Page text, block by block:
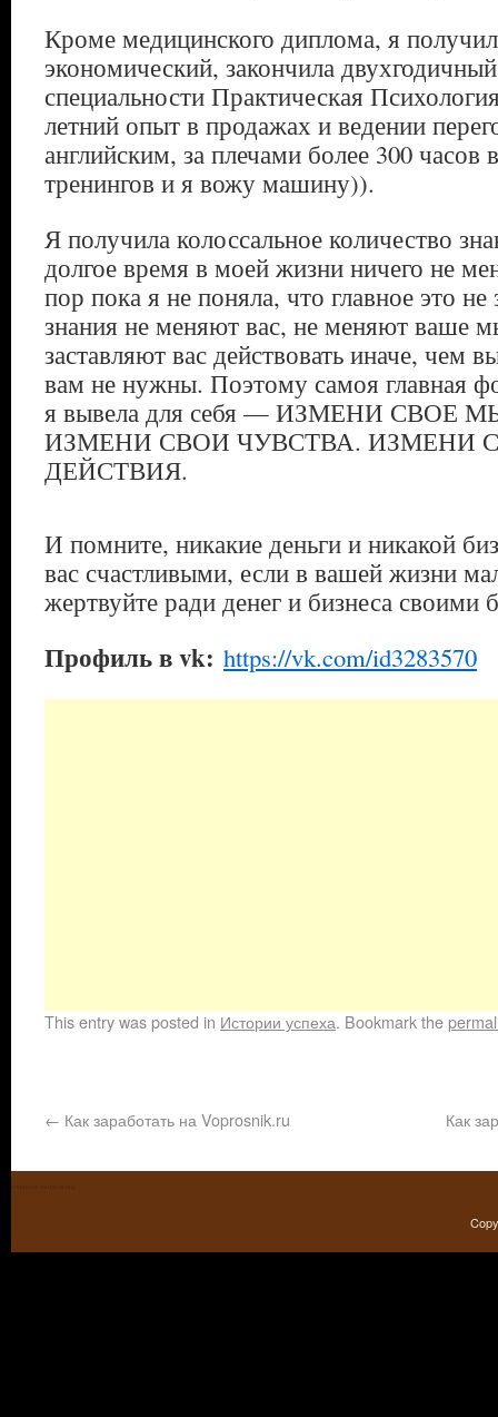
Кроме медицинского диплома, я
экономический, закончила
специальности Практическая
летний опыт в продажах и ведении
английским, за плечами более 300 часов
тренингов и я вожу машину)).
Я получила колоссальное количество
долгое время в моей жизни ничего не
пор пока я не поняла, что главное это не
знания не меняют вас, не меняют ваше
заставляют вас действовать иначе, чем
вам не нужны. Поэтому самоя главная
я вывела для себя — ИЗМЕНИ СВОЕ
ИЗМЕНИ СВОИ ЧУВСТВА. ИЗМЕНИ
ДЕЙСТВИЯ.
И помните, никакие деньги и никакой
вас счастливыми, если в вашей жизни
жертвуйте ради денег и бизнеса своими
Профиль в vk: https://vk.com/id3283570
This entry was posted in Истории успеха. Bookmark the
← Как заработать на Voprosnik.ru Как